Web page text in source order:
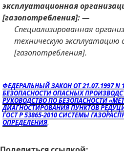
эксплуатационная
[газопотребления]: —
Специализированная
техническую эксплуатацию
[газопотребления].
ФЕДЕРАЛЬНЫЙ ЗАКОН ОТ 21.07.1997
БЕЗОПАСНОСТИ ОПАСНЫХ
РУКОВОДСТВО ПО БЕЗОПАСНОСТИ
ДИАГНОСТИРОВАНИЯ ПУНКТОВ
ГОСТ Р 53865-2010 СИСТЕМЫ
ОПРЕДЕЛЕНИЯ.